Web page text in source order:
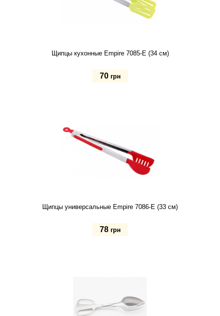
Щипцы кухонные Empire 7085-E (34 см)
70 грн
Щипцы универсальные Empire 7086-E (33 см)
78 грн